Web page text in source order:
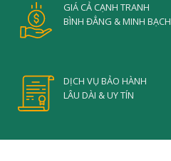
GIÁ CẢ CẠNH TRANH
BÌNH ĐẲNG & MINH BẠCH
DỊCH VỤ BẢO HÀNH
LÂU DÀI & UY TÍN